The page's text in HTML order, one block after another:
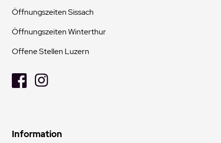
Öffnungszeiten Sissach
Öffnungszeiten Winterthur
Offene Stellen Luzern
Information